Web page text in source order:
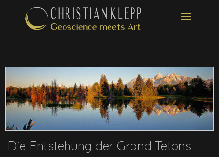
Die Entstehung der Grand Tetons